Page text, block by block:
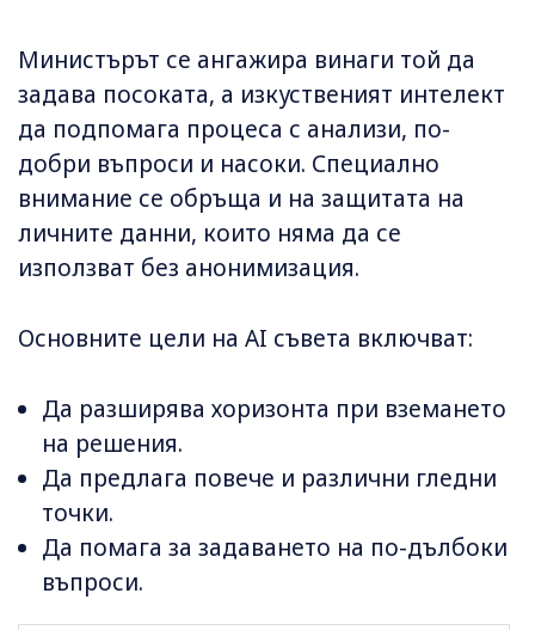
Министърът се ангажира винаги той да
задава посоката, а изкуственият интелект
да подпомага процеса с анализи, по-
добри въпроси и насоки. Специално
внимание се обръща и на защитата на
личните данни, които няма да се
използват без анонимизация.
Основните цели на AI съвета включват:
Да разширява хоризонта при вземането
на решения.
Да предлага повече и различни гледни
точки.
Да помага за задаването на по-дълбоки
въпроси.